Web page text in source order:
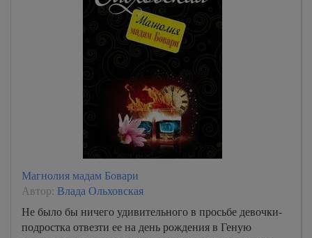
Магнолия мадам Бовари
Автор: Влада Ольховская
Не было бы ничего удивительного в просьбе девочки-
подростка отвезти ее на день рождения в Геную